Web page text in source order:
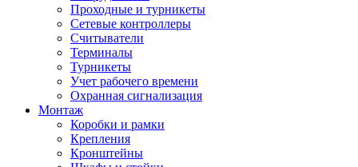
Проходные и турникеты
Сетевые контроллеры
Считыватели
Терминалы
Турникеты
Учет рабочего времени
Охранная сигнализация
Монтаж
Коробки и рамки
Крепления
Кронштейны